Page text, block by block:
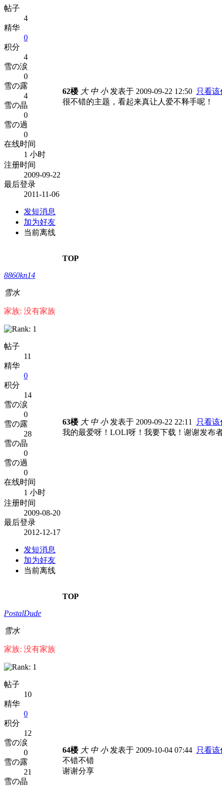
帖子
4
精华
0
积分
4
雪の涙
0
雪の露
4
雪の晶
0
雪の過
0
在线时间
1 小时
注册时间
2009-09-22
最后登录
2011-11-06
发短消息
加为好友
当前离线
62楼 大 中 小发表于 2009-09-22 12:50 只看该
很不错的主题，看起来真让人爱不释手呢！
TOP
8860kn14
雪水
家族: 没有家族
帖子
11
精华
0
积分
14
雪の涙
0
雪の露
28
雪の晶
0
雪の過
0
在线时间
1 小时
注册时间
2009-08-20
最后登录
2012-12-17
发短消息
加为好友
当前离线
63楼 大 中 小发表于 2009-09-22 22:11
只看该
我的最爱呀！LOLI呀！我要下载！谢谢发布
TOP
PostalDude
雪水
家族: 没有家族
帖子
10
精华
0
积分
12
雪の涙
0
雪の露
21
雪の晶
64楼 大 中 小发表于 2009-10-04 07:44 只看该
不错不错
谢谢分享